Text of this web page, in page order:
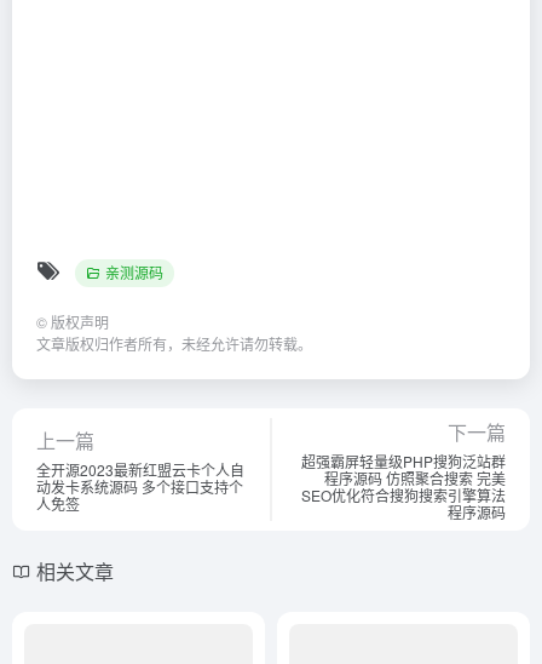
亲测源码
© 版权声明
文章版权归作者所有，未经允许请勿转载。
上一篇
全开源2023最新红盟云卡个人自
动发卡系统源码 多个接口支持个
人免签
下一篇
超强霸屏轻量级PHP搜狗泛站群
程序源码 仿照聚合搜索 完美
SEO优化符合搜狗搜索引擎算法
程序源码
相关文章